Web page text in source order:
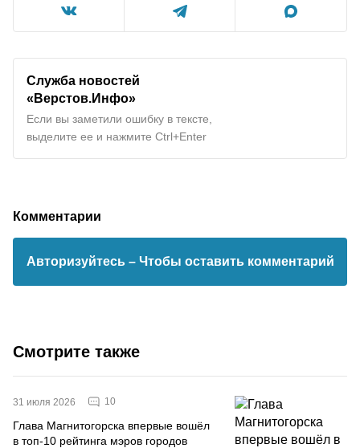
Служба новостей
«Верстов.Инфо»
Если вы заметили ошибку в тексте,
выделите ее и нажмите Ctrl+Enter
Комментарии
Авторизуйтесь – Чтобы оставить комментарий
Смотрите также
31 июля 2026 10
Глава Магнитогорска впервые вошёл
в топ-10 рейтинга мэров городов